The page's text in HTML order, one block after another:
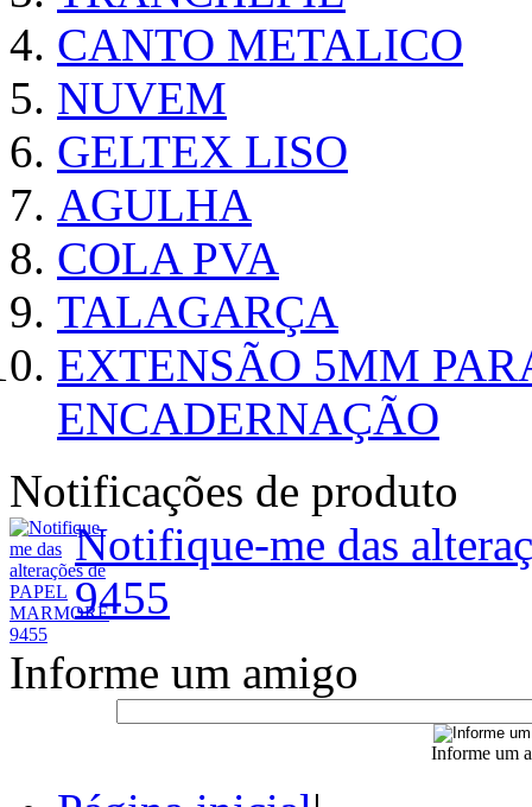
CANTO METALICO
NUVEM
GELTEX LISO
AGULHA
COLA PVA
TALAGARÇA
EXTENSÃO 5MM
ENCADERNAÇÃO
Notificações de produto
Notifique-me das
9455
Informe um amigo
Informe um